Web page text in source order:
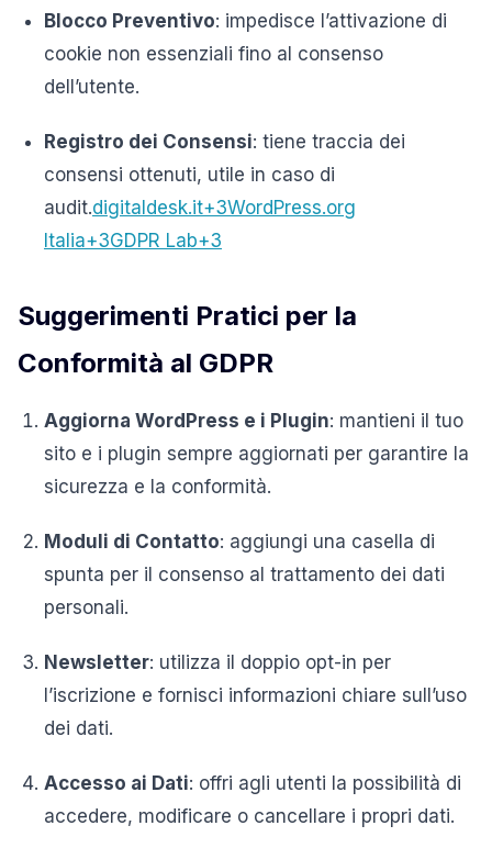
Blocco Preventivo: impedisce l’attivazione di
cookie non essenziali fino al consenso
dell’utente.
Registro dei Consensi: tiene traccia dei
consensi ottenuti, utile in caso di
audit.digitaldesk.it+3WordPress.org
Italia+3GDPR Lab+3
Suggerimenti Pratici per la
Conformità al GDPR
Aggiorna WordPress e i Plugin: mantieni il tuo
sito e i plugin sempre aggiornati per garantire la
sicurezza e la conformità.
Moduli di Contatto: aggiungi una casella di
spunta per il consenso al trattamento dei dati
personali.
Newsletter: utilizza il doppio opt-in per
l’iscrizione e fornisci informazioni chiare sull’uso
dei dati.
Accesso ai Dati: offri agli utenti la possibilità di
accedere, modificare o cancellare i propri dati.